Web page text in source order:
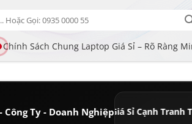
Chính Sách Chung Laptop Giá Sỉ – Rõ Ràng
loại
Công Ty - Doanh Nghiệp
Lâu Dài• Giá Sỉ Cạnh Tranh Tối Ưu Chi Phí•